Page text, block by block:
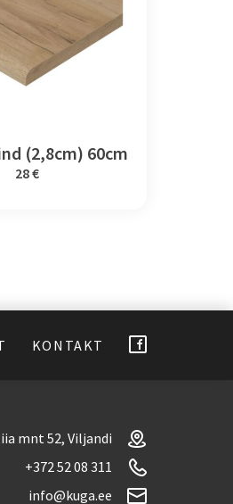
(2,8cm) 60cm
28 €
KONTAKT
mnt 52, Viljandi
+372 52 08 311
info@kuga.ee